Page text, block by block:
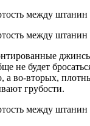
не будет
а во-вторых,
грубости.